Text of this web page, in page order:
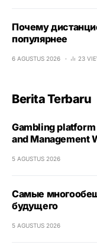
Почему
популярнее
6 AGUSTUS 2026 23
Berita Terbaru
Gambling
and Management
5 AGUSTUS 2026
Самые
будущего
5 AGUSTUS 2026